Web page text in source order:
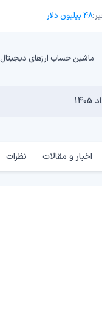
48 بیلیون دلار
ماشین حساب ارزهای دیجیتال
اخبار و مقالات نظرات